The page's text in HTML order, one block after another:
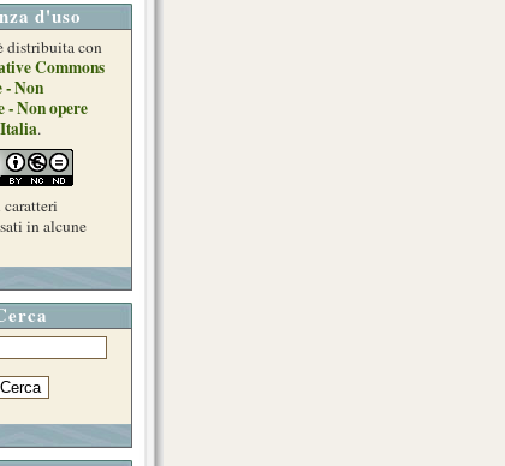
d'uso
distribuita con
Commons
Non
- Non opere
.
caratteri
in alcune